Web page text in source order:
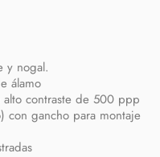
y nogal.
álamo
contraste de 500 ppp
gancho para montaje